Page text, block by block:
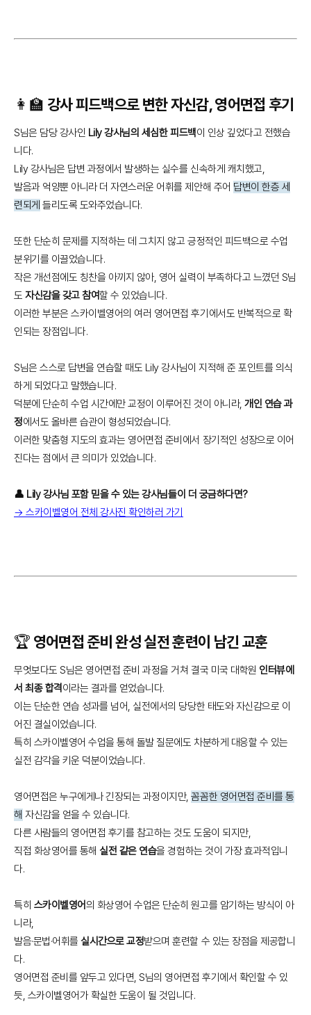
👩‍🏫 강사 피드백으로 변한 자신감, 영어면접 후기
S님은 담당 강사인 Lily 강사님의 세심한 피드백이 인상 깊었다고 전했습
니다.
Lily 강사님은 답변 과정에서 발생하는 실수를 신속하게 캐치했고,
발음과 억양뿐 아니라 더 자연스러운 어휘를 제안해 주어 답변이 한층 세
련되게 들리도록 도와주었습니다.
또한 단순히 문제를 지적하는 데 그치지 않고 긍정적인 피드백으로 수업
분위기를 이끌었습니다.
작은 개선점에도 칭찬을 아끼지 않아, 영어 실력이 부족하다고 느꼈던 S님
도자신감을 갖고 참여할 수 있었습니다.
이러한 부분은 스카이벨영어의 여러 영어면접 후기에서도 반복적으로 확
인되는 장점입니다.
S님은 스스로 답변을 연습할 때도 Lily 강사님이 지적해 준 포인트를 의식
하게 되었다고 말했습니다.
덕분에 단순히 수업 시간에만 교정이 이루어진 것이 아니라,개인 연습 과
정에서도 올바른 습관이 형성되었습니다.
이러한 맞춤형 지도의 효과는 영어면접 준비에서 장기적인 성장으로 이어
진다는 점에서 큰 의미가 있었습니다.
👤 Lily 강사님 포함 믿을 수 있는 강사님들이 더 궁금하다면?
→ 스카이벨영어 전체 강사진 확인하러 가기
🏆 영어면접 준비 완성 실전 훈련이 남긴 교훈
무엇보다도 S님은 영어면접 준비 과정을 거쳐 결국 미국 대학원 인터뷰에
서 최종 합격 이라는 결과를 얻었습니다.
이는 단순한 연습 성과를 넘어, 실전에서의 당당한 태도와 자신감으로 이
어진 결실이었습니다.
특히 스카이벨영어 수업을 통해 돌발 질문에도 차분하게 대응할 수 있는
실전 감각을 키운 덕분이었습니다.
영어면접은 누구에게나 긴장되는 과정이지만,꼼꼼한 영어면접 준비를 통
해 자신감을 얻을 수 있습니다.
다른 사람들의 영어면접 후기를 참고하는 것도 도움이 되지만,
직접 화상영어를 통해실전 같은 연습을 경험하는 것이 가장 효과적입니
다.
특히 스카이벨영어의 화상영어 수업은 단순히 원고를 암기하는 방식이 아
니라,
발음·문법·어휘를실시간으로 교정받으며 훈련할 수 있는 장점을 제공합니
다.
영어면접 준비를 앞두고 있다면, S님의 영어면접 후기에서 확인할 수 있
듯, 스카이벨영어가 확실한 도움이 될 것입니다.